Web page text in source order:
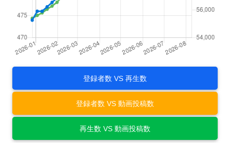
登録者数 VS 再生数
登録者数 VS 動画投稿数
再生数 VS 動画投稿数